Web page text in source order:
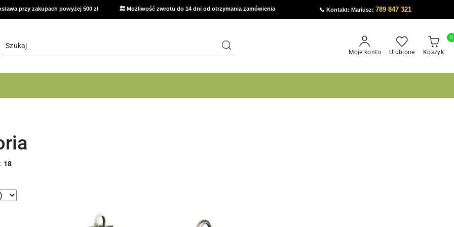
przy zakupach powyżej 500 zł 🔙 Możliwość zwrotu do 14 dni od otrzymania zamówienia 📞 Kontakt: Mariusz:789 847 321
Moje konto Ulubione Koszyk
0
18